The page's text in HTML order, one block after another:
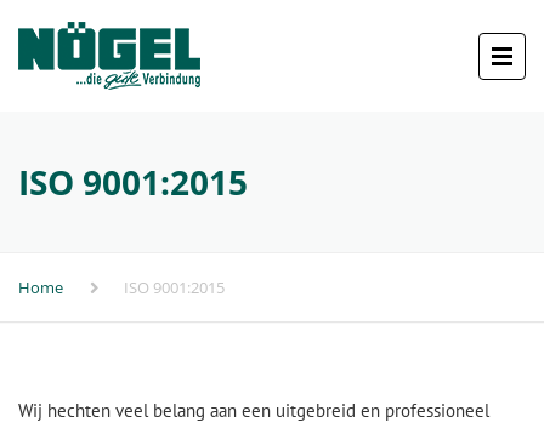
ISO 9001:2015
Home ISO 9001:2015
Wij hechten veel belang aan een uitgebreid en professioneel